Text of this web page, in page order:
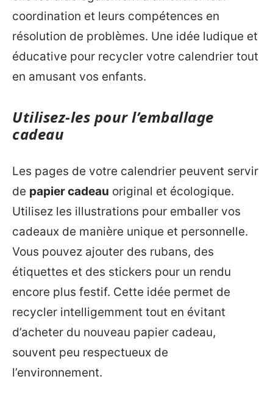
coordination et leurs compétences en
résolution de problèmes. Une idée ludique et
éducative pour recycler votre calendrier tout
en amusant vos enfants.
Utilisez-les pour l’emballage
cadeau
Les pages de votre calendrier peuvent servir
de papier cadeau original et écologique.
Utilisez les illustrations pour emballer vos
cadeaux de manière unique et personnelle.
Vous pouvez ajouter des rubans, des
étiquettes et des stickers pour un rendu
encore plus festif. Cette idée permet de
recycler intelligemment tout en évitant
d’acheter du nouveau papier cadeau,
souvent peu respectueux de
l’environnement.